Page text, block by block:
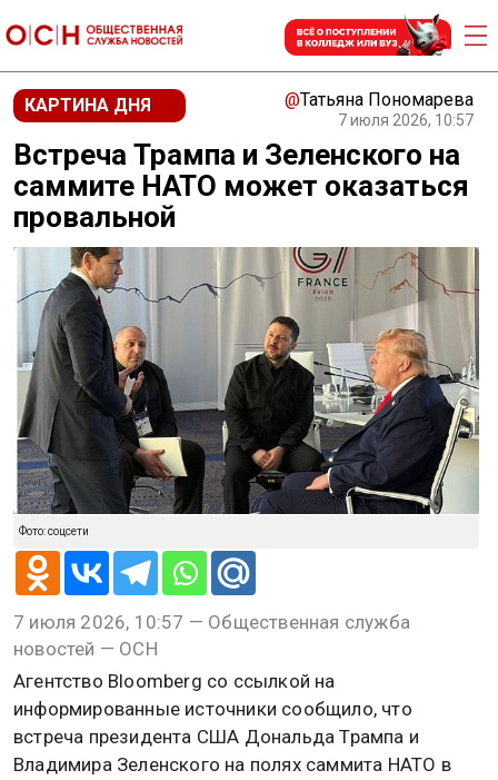
КАРТИНА ДНЯ @Татьяна Пономарева
7 июля 2026, 10:57
Встреча Трампа и Зеленского на
саммите НАТО может оказаться
провальной
Фото: соцсети
7 июля 2026, 10:57 — Общественная служба
новостей — ОСН
Агентство Bloomberg со ссылкой на
информированные источники сообщило, что
встреча президента США Дональда Трампа и
Владимира Зеленского на полях саммита НАТО в